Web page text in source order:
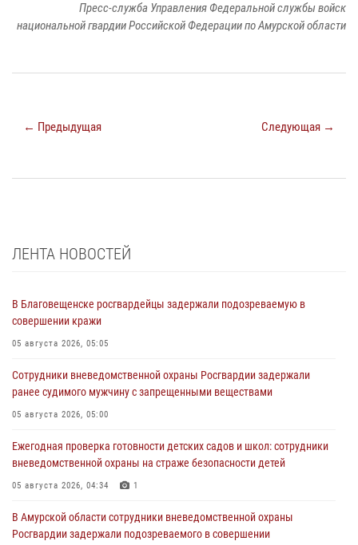
Пресс-служба Управления Федеральной службы войск
национальной гвардии Российской Федерации по Амурской области
← Предыдущая Следующая →
ЛЕНТА НОВОСТЕЙ
В Благовещенске росгвардейцы задержали подозреваемую в
совершении кражи
05 августа 2026, 05:05
Сотрудники вневедомственной охраны Росгвардии задержали
ранее судимого мужчину с запрещенными веществами
05 августа 2026, 05:00
Ежегодная проверка готовности детских садов и школ: сотрудники
вневедомственной охраны на страже безопасности детей
05 августа 2026, 04:34 1
В Амурской области сотрудники вневедомственной охраны
Росгвардии задержали подозреваемого в совершении